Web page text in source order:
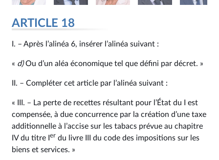
ARTICLE 18
I. – Après l’alinéa 6, insérer l’alinéa suivant :
« d)Ou d’un aléa économique tel que défini par décret. »
II. – Compléter cet article par l’alinéa suivant :
« III. – La perte de recettes résultant pour l’État du I est
compensée, à due concurrence par la création d’une taxe
additionnelle à l’accise sur les tabacs prévue au chapitre
IV du titre I er du livre III du code des impositions sur les
biens et services. »